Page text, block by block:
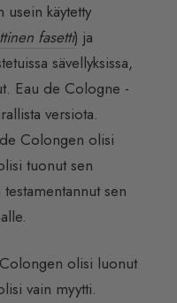
usein käytetty
fasetti) ja
sävellyksissa,
Eau de Cologne -
versiota.
Colongen olisi
tuonut sen
sen
olisi luonut
vain myytti.